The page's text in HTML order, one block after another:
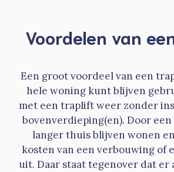
Voordelen van
Een groot voordeel van een
hele woning kunt blijven
met een traplift weer zonder
bovenverdieping(en). Door
langer thuis blijven wonen
kosten van een verbouwing of
uit. Daar staat tegenover dat er